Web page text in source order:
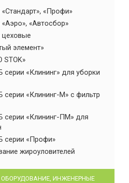
«Профи»
«Автосбор»
элемент»
STOK»
серии «Клининг» для уборки
серии «Клининг-М» с фильтр
серии «Клининг-ПМ» для
серии «Профи»
жироуловителей
ИНЖЕНЕРНЫЕ